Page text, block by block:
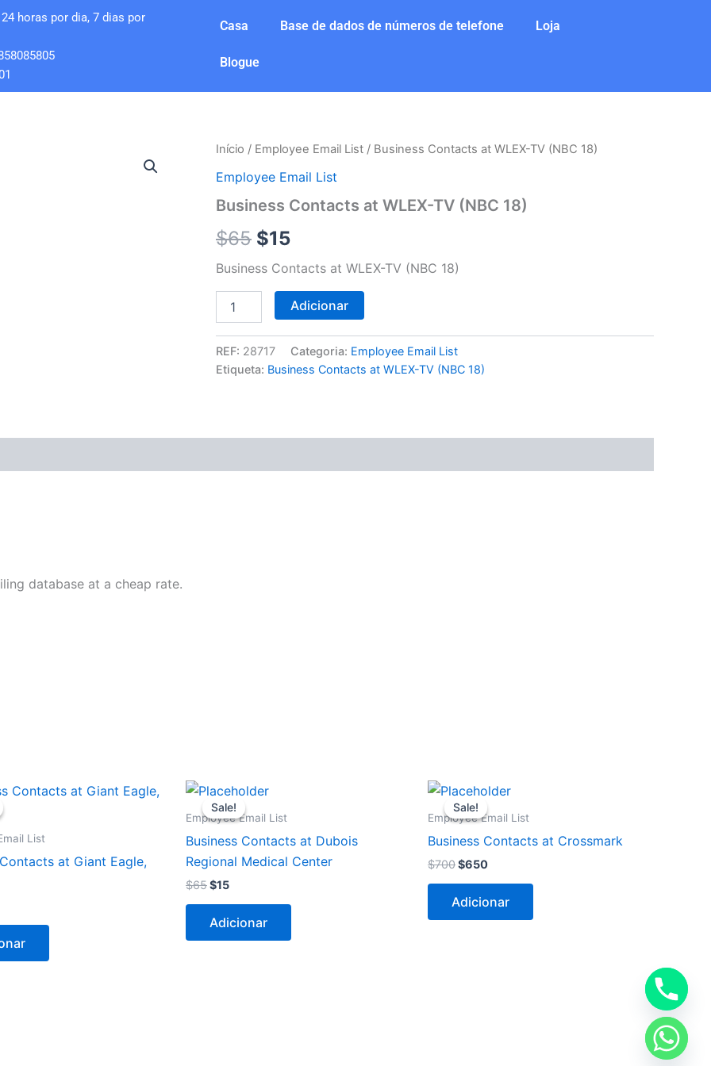
horas por dia, 7 dias por
Casa Base de dados de números de telefone Loja
Blogue
Início / Employee Email List / Business Contacts at WLEX-TV (NBC 18)
Employee Email List
Business Contacts at WLEX-TV (NBC 18)
$65
O
preço
original
era:
$65.
$15
O
preço
atual
é:
$15.
Business Contacts at WLEX-TV (NBC 18)
Quantidade
Business
at
TV
18)
Adicionar
REF: 28717 Categoria: Employee Email List
Etiqueta: Business Contacts at WLEX-TV (NBC 18)
database at a cheap rate.
List
at Giant Eagle,
Sale!
Sale!
Employee Email List
Business Contacts at Dubois
Regional Medical Center
$65
O
preço
original
$65.
$15
O
preço
atual
$15.
Adicionar
Sale!
Sale!
Employee Email List
Business Contacts at Crossmark
$700
O
preço
original
$700.
$650
O
preço
atual
$650.
Adicionar